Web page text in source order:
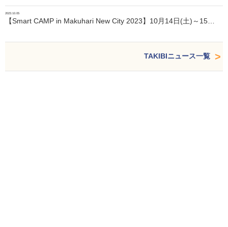
2023.10.05
【Smart CAMP in Makuhari New City 2023】10月14日(土)～15…
TAKIBIニュース一覧